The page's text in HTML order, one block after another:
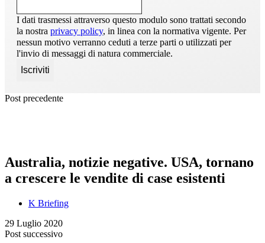
I dati trasmessi attraverso questo modulo sono trattati secondo
la nostra privacy policy, in linea con la normativa vigente. Per
nessun motivo verranno ceduti a terze parti o utilizzati per
l'invio di messaggi di natura commerciale.
Post precedente
Australia, notizie negative. USA, tornano
a crescere le vendite di case esistenti
K Briefing
29 Luglio 2020
Post successivo